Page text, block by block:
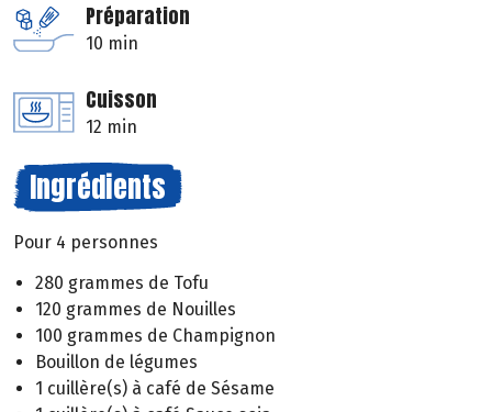
Préparation
10 min
Cuisson
12 min
Ingrédients
Pour 4 personnes
280 grammes de Tofu
120 grammes de Nouilles
100 grammes de Champignon
Bouillon de légumes
1 cuillère(s) à café de Sésame